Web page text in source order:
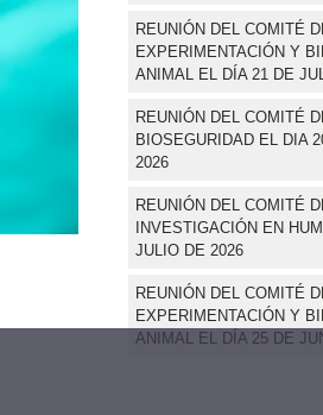
REUNIÓN DEL COMITÉ
EXPERIMENTACIÓN Y
ANIMAL EL DÍA 21 DE
REUNIÓN DEL COMITÉ
BIOSEGURIDAD EL DIA
2026
REUNIÓN DEL COMITÉ
INVESTIGACIÓN EN
JULIO DE 2026
REUNIÓN DEL COMITÉ
EXPERIMENTACIÓN Y
ANIMAL EL DÍA 25 DE